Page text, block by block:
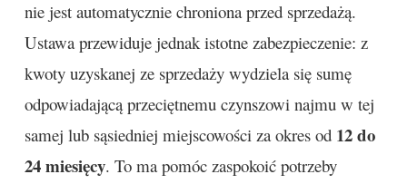
nie jest automatycznie chroniona przed sprzedażą.
Ustawa przewiduje jednak istotne zabezpieczenie: z
kwoty uzyskanej ze sprzedaży wydziela się sumę
odpowiadającą przeciętnemu czynszowi najmu w tej
samej lub sąsiedniej miejscowości za okres od 12 do
24 miesięcy. To ma pomóc zaspokoić potrzeby